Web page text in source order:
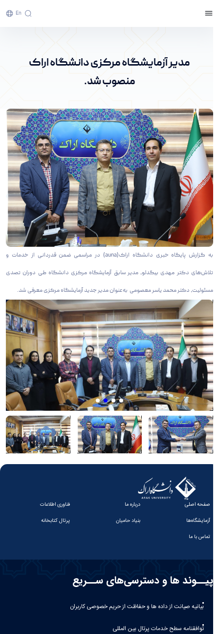
En
پرتال خبری دانشگاه اراک
مدیر آزمایشگاه مرکزی دانشگاه اراک
منصوب شد.
به گزارش پایگاه خبری دانشگاه اراک(auna) در مراسمی ضمن قدردانی از خدمات و
تلاش‌های دکتر مهدی بیگدلو، مدیر سابق آزمایشگاه مرکزی دانشگاه طی دوران تصدی
مسئولیت، دکتر محمد یاسر معصومی به‌عنوان مدیر جدید آزمایشگاه مرکزی معرفی شد.
صفحه اصلی درباره ما
فناوری اطلاعات
آزمایشگاه‌ها
بنیاد حامیان
پرتال کتابخانه
تماس با ما
پیــوند ها و دسترسی‌های ســریع
بیانیه صيانت از داده ها و حفاظت از حريم خصوصی كاربران
توافقنامه سطح خدمات پرتال بین المللی